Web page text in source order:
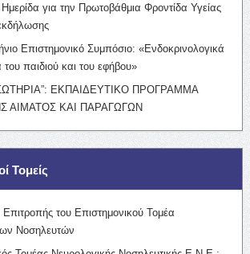
Ημερίδα για την Πρωτοβάθμια Φροντίδα Υγείας
Επιστημονικό Συμπόσιο: «Ενδοκρινολογικά
παιδιού και του εφήβου»
ΕΚΠΑΙΔΕΥΤΙΚΟ ΠΡΟΓΡΑΜΜΑ
ΑΙΜΑΤΟΣ ΚΑΙ ΠΑΡΑΓΩΓΩΝ
Τομείς
του Επιστημονικού Τομέα
Νοσηλευτών